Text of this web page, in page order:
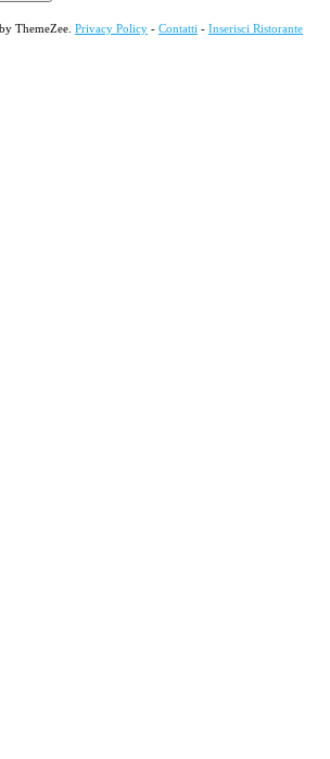
by ThemeZee. Privacy Policy - Contatti - Inserisci Ristorante